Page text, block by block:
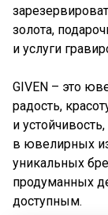
золота,
и услуги
GIVEN – это
радость,
и
в ювелирных
уникальных
продуманных
доступным.